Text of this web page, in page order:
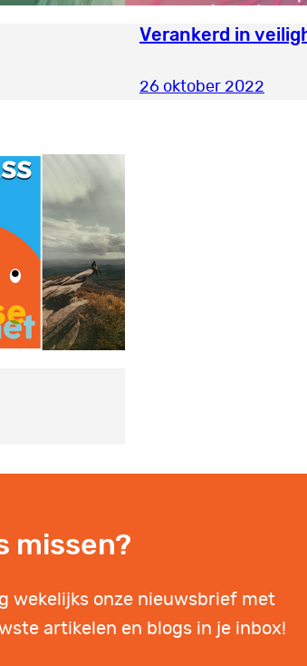
Verankerd in
26 oktober 2022
missen?
wekelijks onze nieuwsbrief met
artikelen en blogs in je inbox!